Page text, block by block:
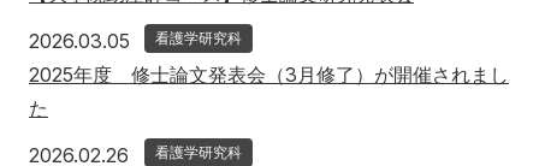
2026.03.05 2026年3月5日
看護学研究科
2025年度 修士論文発表会（3月修了）が開催されまし
た
2026.02.26 2026年2月26日
看護学研究科